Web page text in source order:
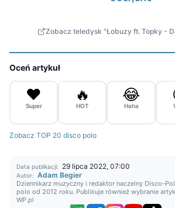
Zobacz teledysk "Łobuzy ft. Topky -
Oceń artykuł
❤️
Super
🔥
HOT
😂
Haha
Zobacz TOP 20 disco polo
Data publikacji: 29 lipca 2022, 07:00
Autor: Adam Begier
Dziennikarz muzyczny i redaktor naczelny Disco-
polo od 2012 roku. Publikuje również wybranie
WP.pl